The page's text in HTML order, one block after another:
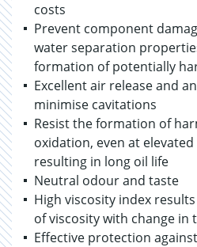
costs
Prevent component
water separation
formation of potentially
Excellent air release and
minimise cavitations
Resist the formation of
oxidation, even at
resulting in long oil life
Neutral odour and taste
High viscosity index
of viscosity with change in
Effective protection